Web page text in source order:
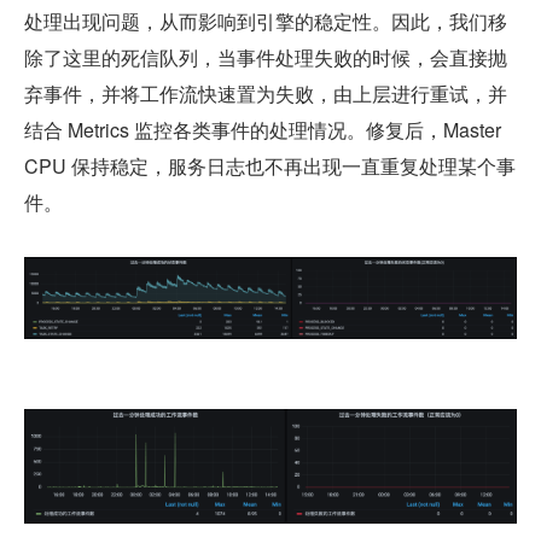
处理出现问题，从而影响到引擎的稳定性。因此，我们移
除了这里的死信队列，当事件处理失败的时候，会直接抛
弃事件，并将工作流快速置为失败，由上层进行重试，并
结合 Metrics 监控各类事件的处理情况。修复后，Master
CPU 保持稳定，服务日志也不再出现一直重复处理某个事
件。